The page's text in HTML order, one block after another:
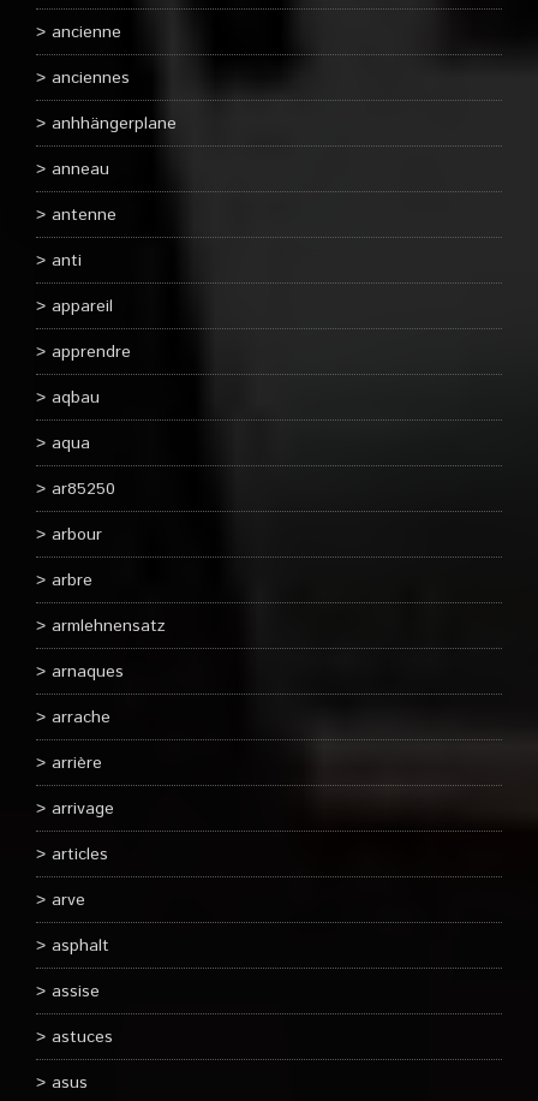
ancienne
anciennes
anhhängerplane
anneau
antenne
anti
appareil
apprendre
aqbau
aqua
ar85250
arbour
arbre
armlehnensatz
arnaques
arrache
arrière
arrivage
articles
arve
asphalt
assise
astuces
asus